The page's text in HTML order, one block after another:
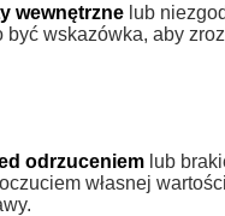
wewnętrzne lub
wskazówka, aby
odrzuceniem lub
własnej